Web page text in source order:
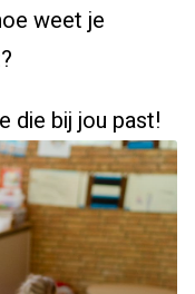
weet je
die bij jou past!